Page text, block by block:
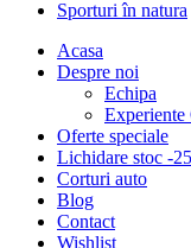
Sporturi în natura
Acasa
Despre noi
Echipa
Oferte speciale
Lichidare stoc -
Corturi auto
Blog
Contact
Wishlist